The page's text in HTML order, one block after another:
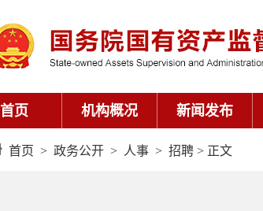
首页 机构概况 新闻发布
首页 > 政务公开 > 人事 > 招聘 > 正文